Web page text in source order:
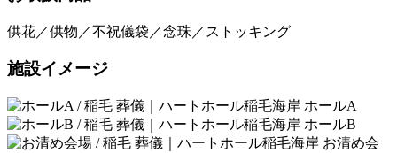
供花／供物／不祝儀袋／念珠／ストッキング
施設イメージ
ホールA
ホールB
お清め会